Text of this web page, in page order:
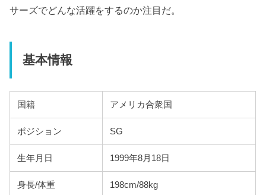
サーズでどんな活躍をするのか注目だ。
基本情報
国籍 アメリカ合衆国
ポジション SG
生年月日 1999年8月18日
身長/体重 198cm/88kg